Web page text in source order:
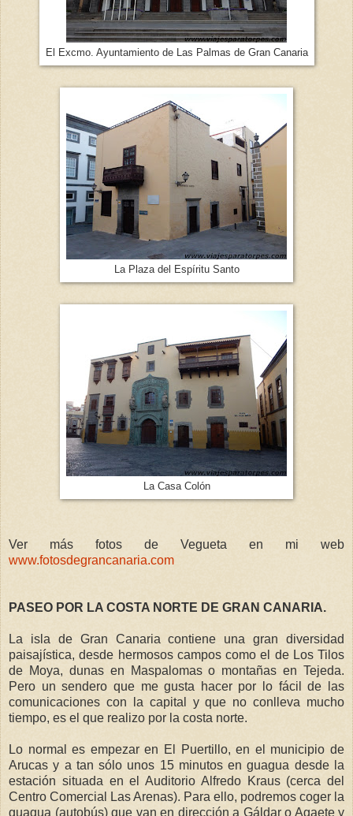
El Excmo. Ayuntamiento de Las Palmas de Gran Canaria
La Plaza del Espíritu Santo
La Casa Colón
Ver más fotos de Vegueta en mi web
www.fotosdegrancanaria.com
PASEO POR LA COSTA NORTE DE GRAN CANARIA.
La isla de Gran Canaria contiene una gran diversidad
paisajística, desde hermosos campos como el de Los Tilos
de Moya, dunas en Maspalomas o montañas en Tejeda.
Pero un sendero que me gusta hacer por lo fácil de las
comunicaciones con la capital y que no conlleva mucho
tiempo, es el que realizo por la costa norte.
Lo normal es empezar en El Puertillo, en el municipio de
Arucas y a tan sólo unos 15 minutos en guagua desde la
estación situada en el Auditorio Alfredo Kraus (cerca del
Centro Comercial Las Arenas). Para ello, podremos coger la
guagua (autobús) que van en dirección a Gáldar o Agaete y